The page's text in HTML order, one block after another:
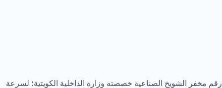
رقم مخفر الشويخ الصناعية خصصته وزارة الداخلية الكويتية؛ لسرعة